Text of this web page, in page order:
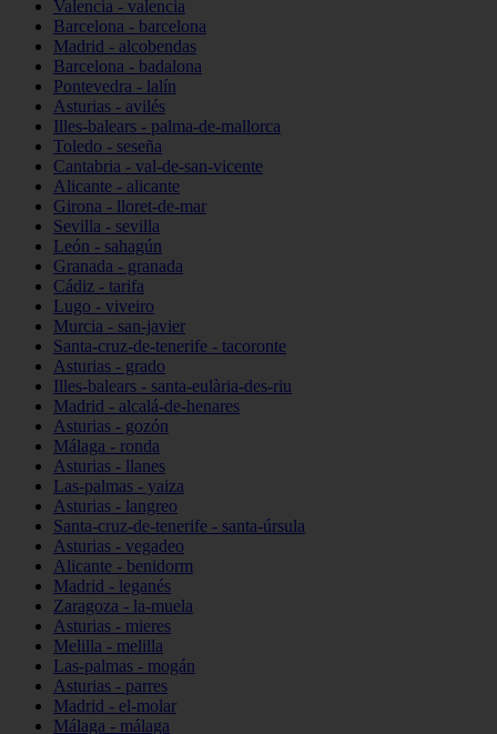
Valencia - valencia
Barcelona - barcelona
Madrid - alcobendas
Barcelona - badalona
Pontevedra - lalín
Asturias - avilés
Illes-balears - palma-de-mallorca
Toledo - seseña
Cantabria - val-de-san-vicente
Alicante - alicante
Girona - lloret-de-mar
Sevilla - sevilla
León - sahagún
Granada - granada
Cádiz - tarifa
Lugo - viveiro
Murcia - san-javier
Santa-cruz-de-tenerife - tacoronte
Asturias - grado
Illes-balears - santa-eulària-des-riu
Madrid - alcalá-de-henares
Asturias - gozón
Málaga - ronda
Asturias - llanes
Las-palmas - yaiza
Asturias - langreo
Santa-cruz-de-tenerife - santa-úrsula
Asturias - vegadeo
Alicante - benidorm
Madrid - leganés
Zaragoza - la-muela
Asturias - mieres
Melilla - melilla
Las-palmas - mogán
Asturias - parres
Madrid - el-molar
Málaga - málaga